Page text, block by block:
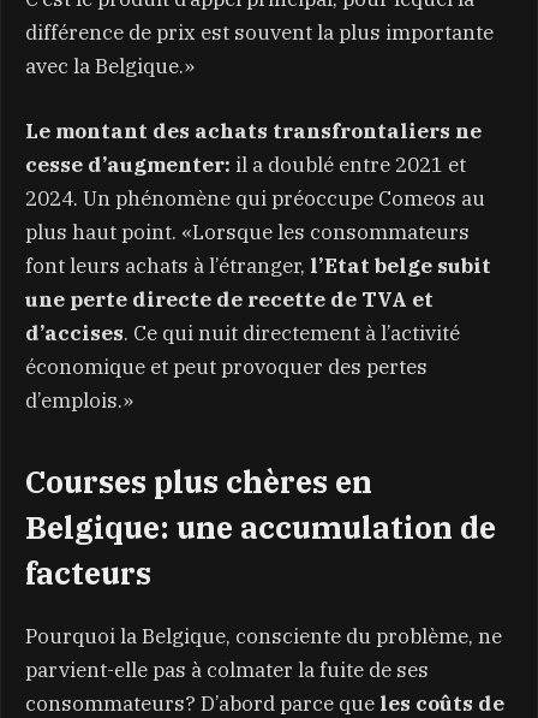
différence de prix est souvent la plus importante
avec la Belgique.»
Le montant des achats transfrontaliers ne
cesse d’augmenter: il a doublé entre 2021 et
2024. Un phénomène qui préoccupe Comeos au
plus haut point. «Lorsque les consommateurs
font leurs achats à l’étranger, l’Etat belge subit
une perte directe de recette de TVA et
d’accises. Ce qui nuit directement à l’activité
économique et peut provoquer des pertes
d’emplois.»
Courses plus chères en
Belgique: une accumulation de
facteurs
Pourquoi la Belgique, consciente du problème, ne
parvient-elle pas à colmater la fuite de ses
consommateurs? D’abord parce que les coûts de